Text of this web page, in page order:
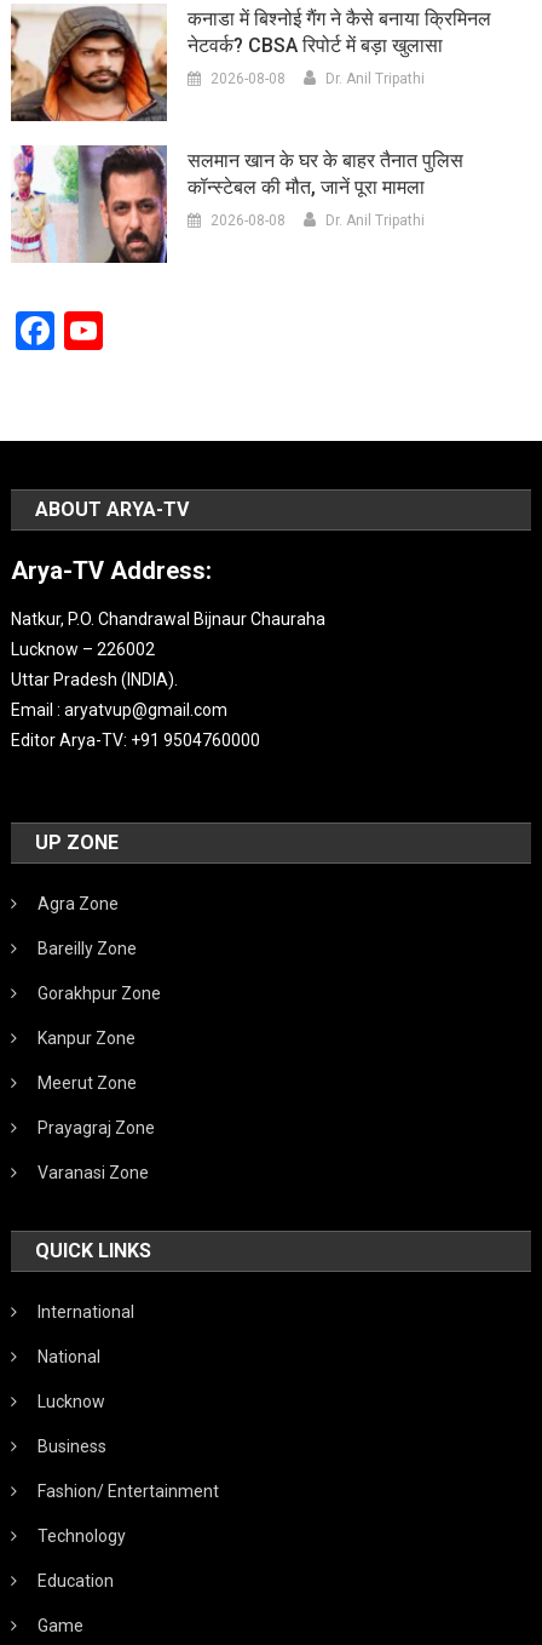
कनाडा में बिश्नोई गैंग ने कैसे बनाया क्रिमिनल
नेटवर्क? CBSA रिपोर्ट में बड़ा खुलासा
2026-08-08 Dr. Anil Tripathi
सलमान खान के घर के बाहर तैनात पुलिस
कॉन्स्टेबल की मौत, जानें पूरा मामला
2026-08-08 Dr. Anil Tripathi
Facebook
YouTube
ABOUT ARYA-TV
Arya-TV Address:
Natkur, P.O. Chandrawal Bijnaur Chauraha
Lucknow – 226002
Uttar Pradesh (INDIA).
Email : aryatvup@gmail.com
Editor Arya-TV: +91 9504760000
UP ZONE
Agra Zone
Bareilly Zone
Gorakhpur Zone
Kanpur Zone
Meerut Zone
Prayagraj Zone
Varanasi Zone
QUICK LINKS
International
National
Lucknow
Business
Fashion/ Entertainment
Technology
Education
Game